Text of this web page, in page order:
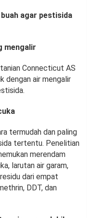
agar pestisida
mengalir
Connecticut AS
dengan air mengalir
termudah dan paling
tertentu. Penelitian
merendam
larutan air garam,
dari empat
DDT, dan